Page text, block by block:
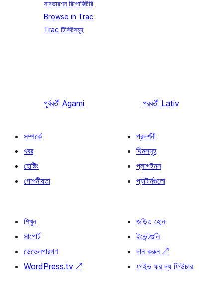
সাবভারশন রিপোজিটরি
Browse in Trac
Trac টিকিটসমূহ
পূর্ববর্তী Agami পরবর্তী Lativ
সম্পর্কে
খবর
হোষ্টিং
গোপনীয়তা
প্রদর্শনী
থিমসমূহ
প্লাগইনস
প্যাটার্নগুলো
শিখুন
সাপোর্ট
ডেভেলপারগণ
WordPress.tv ↗
জড়িত হোন
ইভেন্টগুলি
দান করুন ↗
ফাইভ ফর দ্য ফিউচার